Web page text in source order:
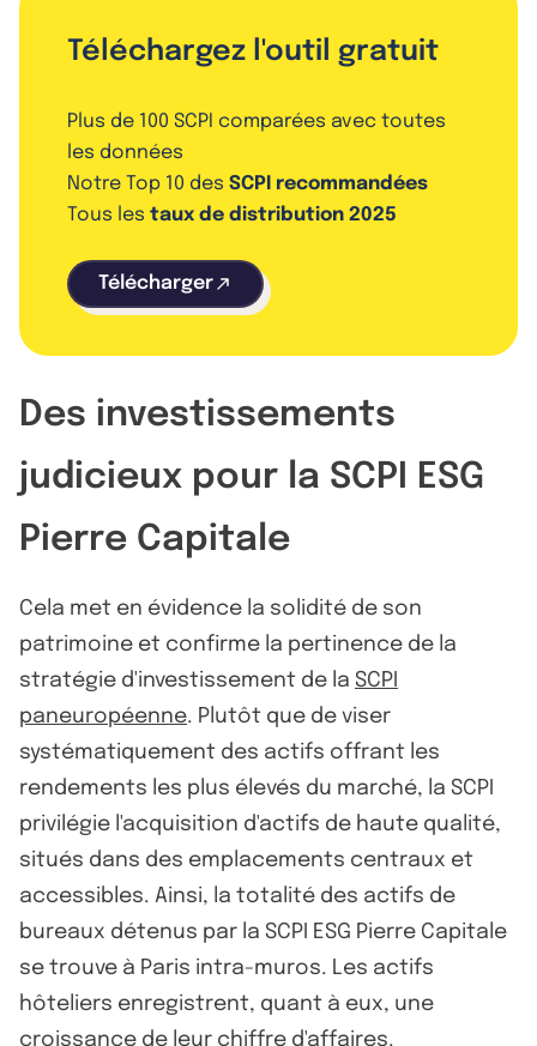
Téléchargez l'outil gratuit
Plus de 100 SCPI comparées avec toutes
les données
Notre Top 10 des SCPI recommandées
Tous les taux de distribution 2025
Télécharger
Des investissements
judicieux pour la SCPI ESG
Pierre Capitale
Cela met en évidence la solidité de son
patrimoine et confirme la pertinence de la
stratégie d'investissement de la SCPI
paneuropéenne. Plutôt que de viser
systématiquement des actifs offrant les
rendements les plus élevés du marché, la SCPI
privilégie l'acquisition d'actifs de haute qualité,
situés dans des emplacements centraux et
accessibles. Ainsi, la totalité des actifs de
bureaux détenus par la SCPI ESG Pierre Capitale
se trouve à Paris intra-muros. Les actifs
hôteliers enregistrent, quant à eux, une
croissance de leur chiffre d'affaires.